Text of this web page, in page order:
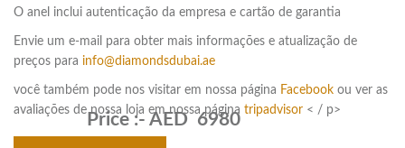
O anel inclui autenticação da empresa e cartão de garantia
Envie um e-mail para obter mais informações e atualização de
preços para info@diamondsdubai.ae
você também pode nos visitar em nossa página Facebook ou ver as
avaliações de nossa loja em nossa página tripadvisor < / p>
Price :- AED 6980